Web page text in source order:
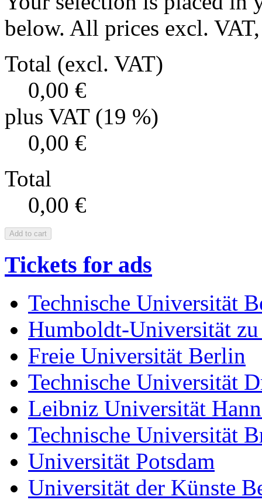
below. All prices excl.
Total (excl. VAT)
0,00 €
plus VAT (19 %)
0,00 €
Total
0,00 €
Add to cart
Tickets for ads
Technische Universität
Humboldt-Universität
Freie Universität Berlin
Technische Universität
Leibniz Universität
Technische Universität
Universität Potsdam
Universität der Künste